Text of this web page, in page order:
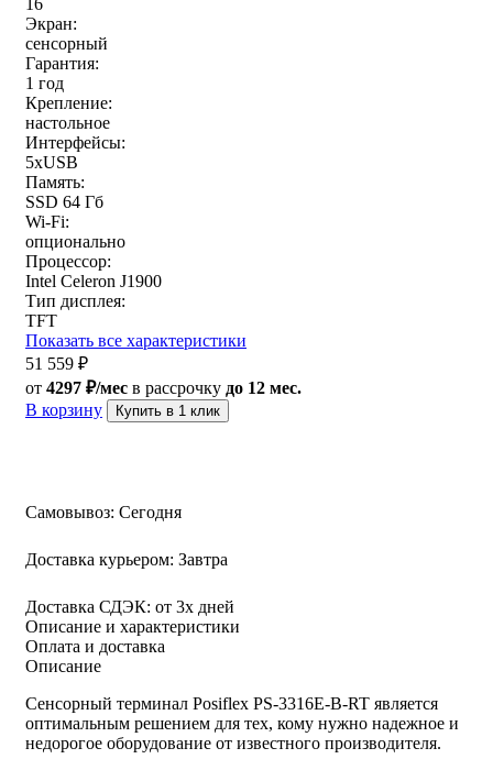
16
Экран:
сенсорный
Гарантия:
1 год
Крепление:
настольное
Интерфейсы:
5хUSB
Память:
SSD 64 Гб
Wi-Fi:
опционально
Процессор:
Intel Celeron J1900
Тип дисплея:
TFT
Показать все характеристики
51 559 ₽
от 4297 ₽/мес в рассрочку до 12 мес.
В корзину
Купить в 1 клик
Самовывоз: Сегодня
Доставка курьером: Завтра
Доставка СДЭК: от 3х дней
Описание и характеристики
Оплата и доставка
Описание
Сенсорный терминал Posiflex PS-3316E-B-RT является
оптимальным решением для тех, кому нужно надежное и
недорогое оборудование от известного производителя.